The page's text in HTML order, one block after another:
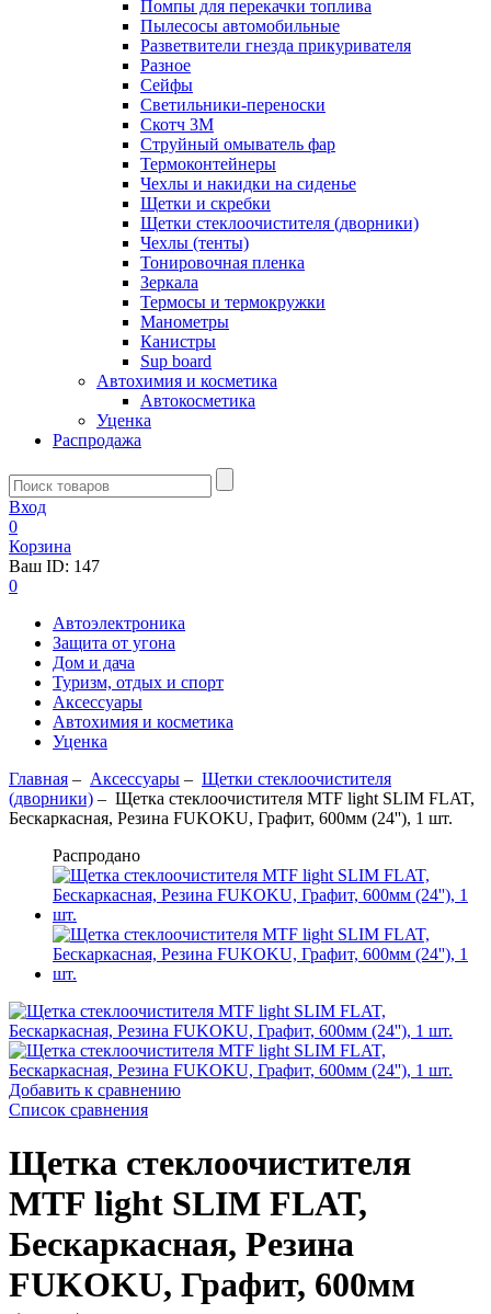
Помпы для перекачки топлива
Пылесосы автомобильные
Разветвители гнезда прикуривателя
Разное
Сейфы
Светильники-переноски
Скотч 3М
Струйный омыватель фар
Термоконтейнеры
Чехлы и накидки на сиденье
Щетки и скребки
Щетки стеклоочистителя (дворники)
Чехлы (тенты)
Тонировочная пленка
Зеркалa
Термосы и термокружки
Манометры
Канистры
Sup board
Автохимия и косметика
Автокосметика
Уценка
Распродажа
Вход
0
Корзина
Ваш ID: 147
0
Автоэлектроника
Защита от угона
Дом и дача
Туризм, отдых и спорт
Аксессуары
Автохимия и косметика
Уценка
Главная – Аксессуары – Щетки стеклоочистителя
(дворники) – Щетка стеклоочистителя MTF light SLIM FLAT,
Бескаркасная, Резина FUKOKU, Графит, 600мм (24''), 1 шт.
Распродано
Добавить к сравнению
Список сравнения
Щетка стеклоочистителя
MTF light SLIM FLAT,
Бескаркасная, Резина
FUKOKU, Графит, 600мм